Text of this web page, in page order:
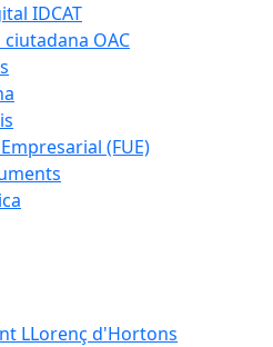
IDCAT
OAC
(FUE)
LLorenç d'Hortons